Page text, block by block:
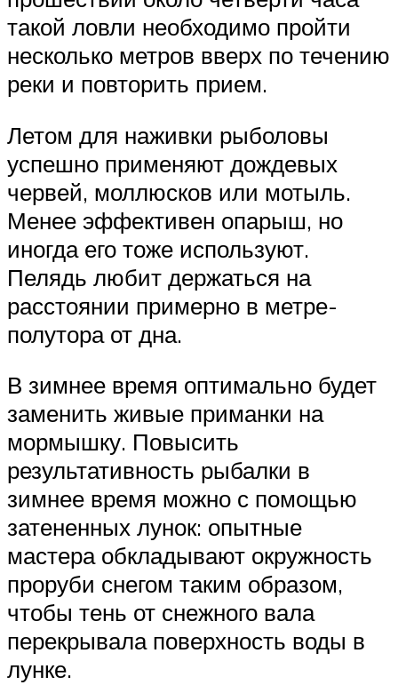
такой ловли необходимо пройти
несколько метров вверх по течению
реки и повторить прием.
Летом для наживки рыболовы
успешно применяют дождевых
червей, моллюсков или мотыль.
Менее эффективен опарыш, но
иногда его тоже используют.
Пелядь любит держаться на
расстоянии примерно в метре-
полутора от дна.
В зимнее время оптимально будет
заменить живые приманки на
мормышку. Повысить
результативность рыбалки в
зимнее время можно с помощью
затененных лунок: опытные
мастера обкладывают окружность
проруби снегом таким образом,
чтобы тень от снежного вала
перекрывала поверхность воды в
лунке.